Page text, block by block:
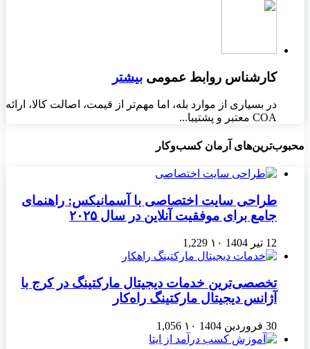
کارشناس روابط عمومی بیشتر
در بسیاری از موارد بله، اما مهم‌تر از قیمت، اصالت کالا، ارائه
COA معتبر و پشتیبا...
محبوب‌ترین‌های آرمان کسب‌وکار
طراحی سایت اختصاصی با آسمانیکس: راهنمای
جامع برای موفقیت آنلاین در سال ۲۰۲۵
12 تیر 1404 ۱۰ 1,229
تخصصی‌ترین خدمات دیجیتال مارکتینگ در کرج با
آژانس دیجیتال مارکتینگ راه‌کار
30 فروردین 1404 ۱۰ 1,056